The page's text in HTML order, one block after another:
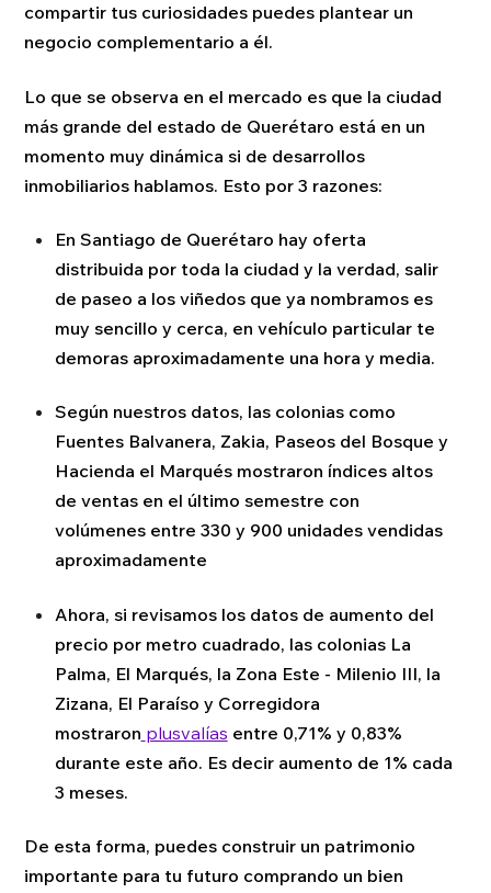
compartir tus curiosidades puedes plantear un
negocio complementario a él.
Lo que se observa en el mercado es que la ciudad
más grande del estado de Querétaro está en un
momento muy dinámica si de desarrollos
inmobiliarios hablamos. Esto por 3 razones:
En Santiago de Querétaro hay oferta
distribuida por toda la ciudad y la verdad, salir
de paseo a los viñedos que ya nombramos es
muy sencillo y cerca, en vehículo particular te
demoras aproximadamente una hora y media.
Según nuestros datos, las colonias como
Fuentes Balvanera, Zakia, Paseos del Bosque y
Hacienda el Marqués mostraron índices altos
de ventas en el último semestre con
volúmenes entre 330 y 900 unidades vendidas
aproximadamente
Ahora, si revisamos los datos de aumento del
precio por metro cuadrado, las colonias La
Palma, El Marqués, la Zona Este - Milenio III, la
Zizana, El Paraíso y Corregidora
mostraron plusvalías entre 0,71% y 0,83%
durante este año. Es decir aumento de 1% cada
3 meses.
De esta forma, puedes construir un patrimonio
importante para tu futuro comprando un bien